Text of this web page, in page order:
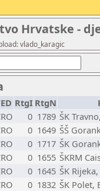
Hrvatske -
vlado_karagic
RtgI RtgN
0 1789 ŠK
0 1649 ŠŠ
0 1717 ŠK
0 1655 ŠKRM
0 1645 ŠK
0 1832 ŠK Polet,